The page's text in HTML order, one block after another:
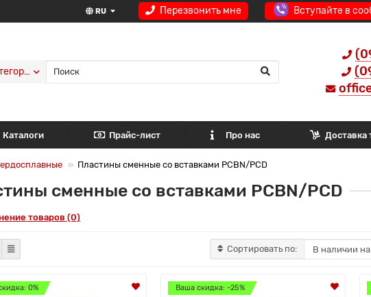
Перезвонить мне Вступайте в
RU
Каталоги Прайс-лист Про нас Доставка
Пластины сменные со вставками PCBN/PCD
сменные со вставками PCBN/PCD
товаров (0)
Сортировать по:
0% Ваша скидка: -25%